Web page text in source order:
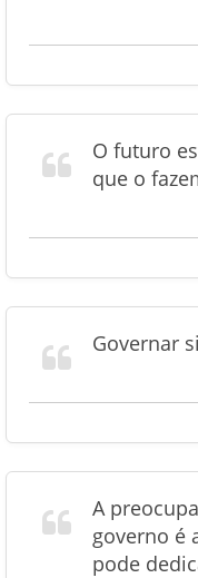
O futuro
que o
Governar
A
governo é
pode